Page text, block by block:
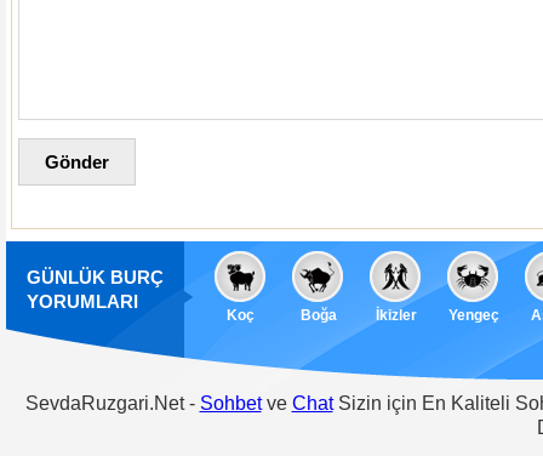
GÜNLÜK BURÇ
YORUMLARI
Koç Boğa İkizler Yengeç
SevdaRuzgari.Net - Sohbetve ChatSizin için En Kaliteli